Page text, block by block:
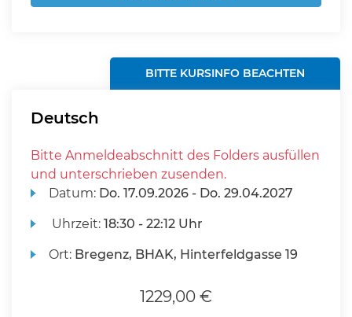
BITTE KURSINFO BEACHTEN
Deutsch
Bitte Anmeldeabschnitt des Folders ausfüllen
und unterschrieben zusenden.
Datum: Do. 17.09.2026 - Do. 29.04.2027
Uhrzeit:18:30 - 22:12 Uhr
Ort: Bregenz, BHAK, Hinterfeldgasse 19
1229,00 €